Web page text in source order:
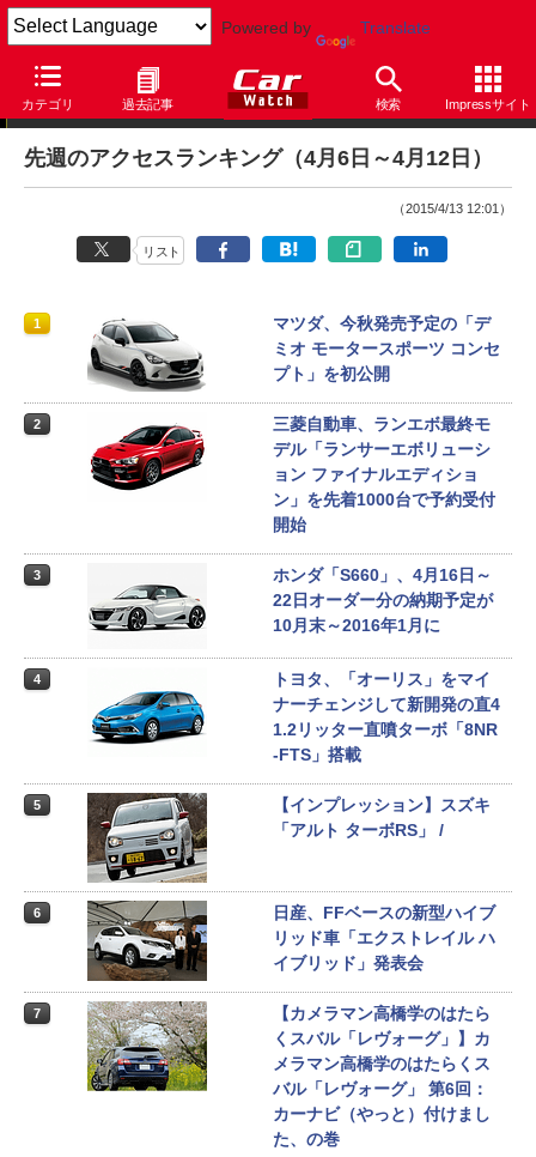
Powered by Translate
カテゴリ 過去記事 検索 Impressサイト
アクセスランキング
先週のアクセスランキング（4月6日～4月12日）
（2015/4/13 12:01）
リスト
1
マツダ、今秋発売予定の「デ
ミオ モータースポーツ コンセ
プト」を初公開
2
三菱自動車、ランエボ最終モ
デル「ランサーエボリューシ
ョン ファイナルエディショ
ン」を先着1000台で予約受付
開始
3
ホンダ「S660」、4月16日～
22日オーダー分の納期予定が
10月末～2016年1月に
4
トヨタ、「オーリス」をマイ
ナーチェンジして新開発の直4
1.2リッター直噴ターボ「8NR
-FTS」搭載
5
【インプレッション】スズキ
「アルト ターボRS」 /
6
日産、FFベースの新型ハイブ
リッド車「エクストレイル ハ
イブリッド」発表会
7
【カメラマン高橋学のはたら
くスバル「レヴォーグ」】カ
メラマン高橋学のはたらくス
バル「レヴォーグ」 第6回：
カーナビ（やっと）付けまし
た、の巻